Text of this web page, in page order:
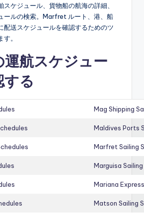
スケジュール、貨物船の航海の詳細、
ールの検索。Marfret ルート、港、船
配送スケジュールを確認するためのツ
。
運航スケジュー
る
Mag Shipping
Maldives Ports
Marfret Sailing
Marguisa
Mariana
Matson Sailing